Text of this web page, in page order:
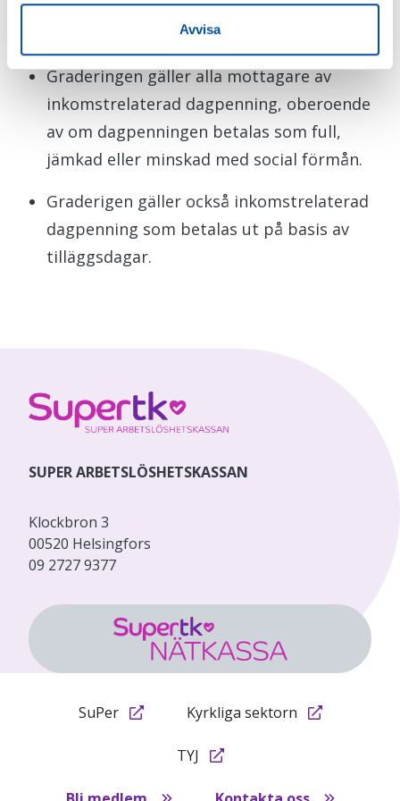
Avvisa
2.9.2024 på basis av ett arbetsvillkor på
Graderingen gäller alla mottagare av
inkomstrelaterad dagpenning, oberoende
av om dagpenningen betalas som full,
jämkad eller minskad med social förmån.
Graderigen gäller också inkomstrelaterad
dagpenning som betalas ut på basis av
tilläggsdagar.
SUPER ARBETSLÖSHETSKASSAN
Klockbron 3
00520 Helsingfors
09 2727 9377
SuPer Kyrkliga sektorn
TYJ